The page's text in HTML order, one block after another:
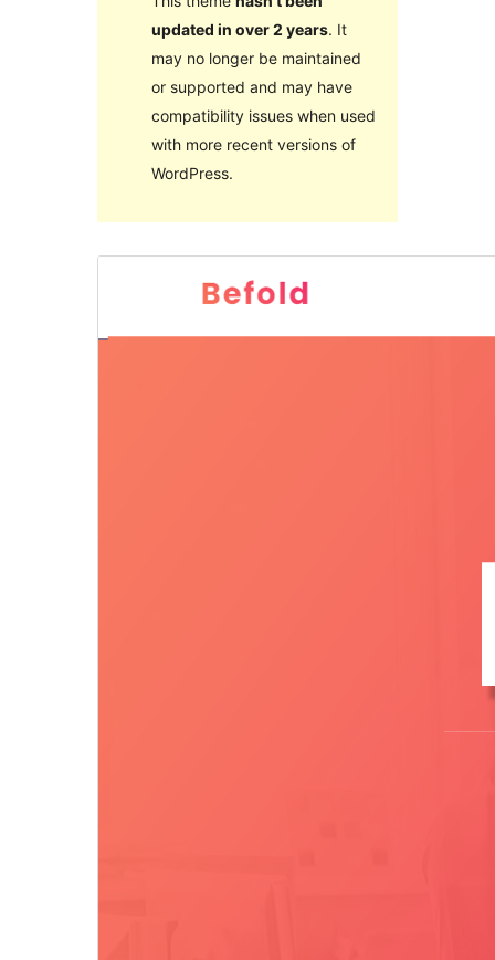
updated in over 2 years. It
may no longer be maintained
or supported and may have
compatibility issues when used
with more recent versions of
WordPress.